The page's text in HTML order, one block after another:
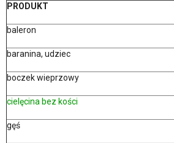
PRODUKT
baleron
baranina, udziec
boczek wieprzowy
cielęcina bez kości
gęś